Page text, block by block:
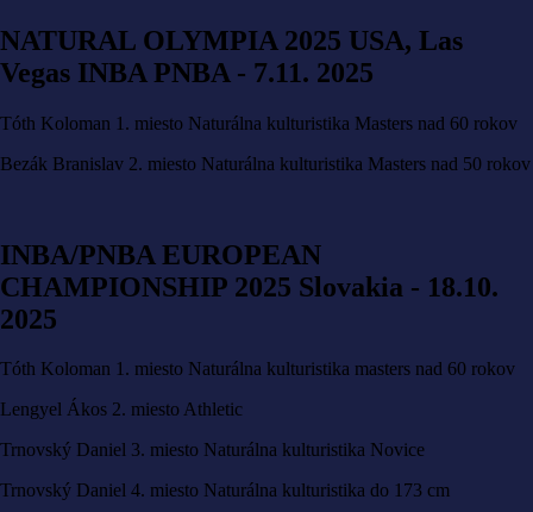
NATURAL OLYMPIA 2025 USA, Las
Vegas INBA PNBA - 7.11. 2025
Tóth Koloman 1. miesto Naturálna kulturistika Masters nad 60 rokov
Bezák Branislav 2. miesto Naturálna kulturistika Masters nad 50 rokov
INBA/PNBA EUROPEAN
CHAMPIONSHIP 2025 Slovakia - 18.10.
2025
Tóth Koloman 1. miesto Naturálna kulturistika masters nad 60 rokov
Lengyel Ákos 2. miesto Athletic
Trnovský Daniel 3. miesto Naturálna kulturistika Novice
Trnovský Daniel 4. miesto Naturálna kulturistika do 173 cm